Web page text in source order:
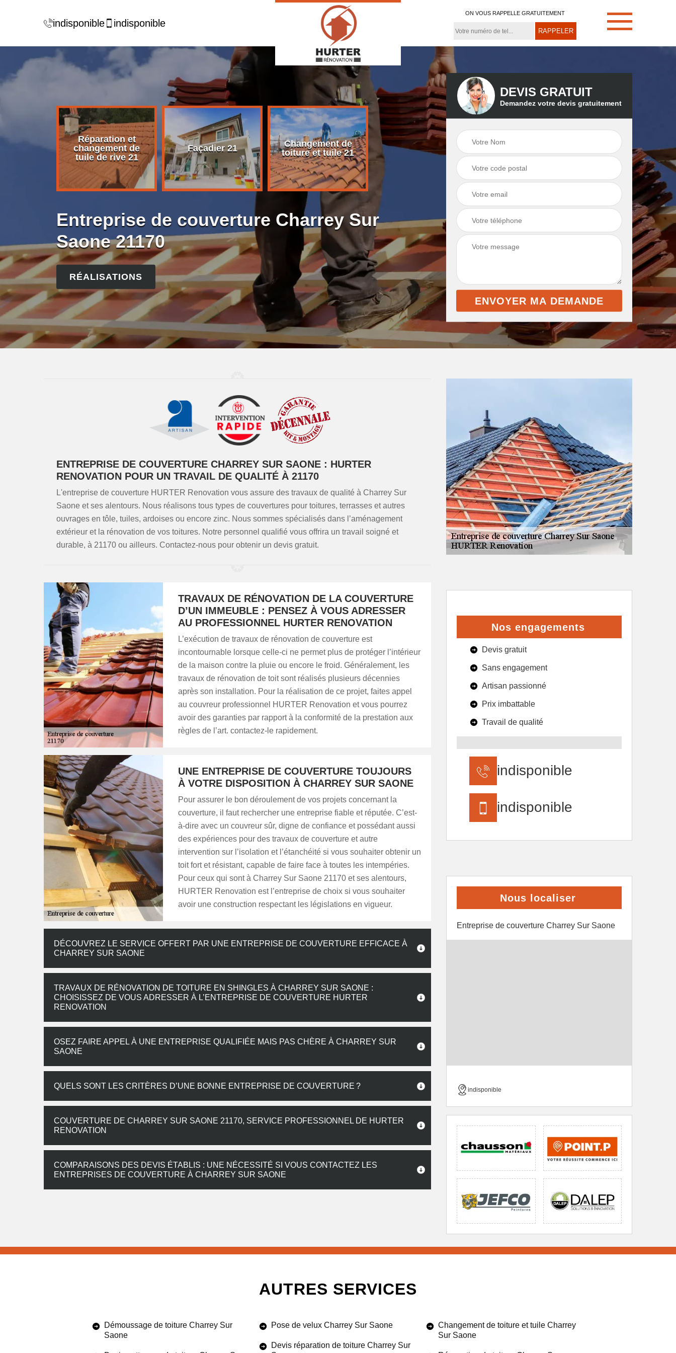
indisponible indisponible
ON VOUS RAPPELLE GRATUITEMENT
de
Réparation et
changement de
tuile de rive 21
Façadier 21
Changement de
toiture et tuile 21
Rénovation de
toiture 21
Démoussage de
toiture 21
Couvreur zingueur
21
Entreprise de couverture Charrey Sur
Saone 21170
RÉALISATIONS
DEVIS GRATUIT
Demandez votre devis gratuitement
ENTREPRISE DE COUVERTURE CHARREY SUR SAONE : HURTER
RENOVATION POUR UN TRAVAIL DE QUALITÉ À 21170
L'entreprise de couverture HURTER Renovation vous assure des travaux de qualité à Charrey Sur
Saone et ses alentours. Nous réalisons tous types de couvertures pour toitures, terrasses et autres
ouvrages en tôle, tuiles, ardoises ou encore zinc. Nous sommes spécialisés dans l’aménagement
extérieur et la rénovation de vos toitures. Notre personnel qualifié vous offrira un travail soigné et
durable, à 21170 ou ailleurs. Contactez-nous pour obtenir un devis gratuit.
TRAVAUX DE RÉNOVATION DE LA COUVERTURE
D’UN IMMEUBLE : PENSEZ À VOUS ADRESSER
AU PROFESSIONNEL HURTER RENOVATION
L’exécution de travaux de rénovation de couverture est
incontournable lorsque celle-ci ne permet plus de protéger l’intérieur
de la maison contre la pluie ou encore le froid. Généralement, les
travaux de rénovation de toit sont réalisés plusieurs décennies
après son installation. Pour la réalisation de ce projet, faites appel
au couvreur professionnel HURTER Renovation et vous pourrez
avoir des garanties par rapport à la conformité de la prestation aux
règles de l’art. contactez-le rapidement.
UNE ENTREPRISE DE COUVERTURE TOUJOURS
À VOTRE DISPOSITION À CHARREY SUR SAONE
Pour assurer le bon déroulement de vos projets concernant la
couverture, il faut rechercher une entreprise fiable et réputée. C’est-
à-dire avec un couvreur sûr, digne de confiance et possédant aussi
des expériences pour des travaux de couverture et autre
intervention sur l’isolation et l’étanchéité si vous souhaiter obtenir un
toit fort et résistant, capable de faire face à toutes les intempéries.
Pour ceux qui sont à Charrey Sur Saone 21170 et ses alentours,
HURTER Renovation est l’entreprise de choix si vous souhaiter
avoir une construction respectant les législations en vigueur.
DÉCOUVREZ LE SERVICE OFFERT PAR UNE ENTREPRISE DE COUVERTURE EFFICACE À
CHARREY SUR SAONE
TRAVAUX DE RÉNOVATION DE TOITURE EN SHINGLES À CHARREY SUR SAONE :
CHOISISSEZ DE VOUS ADRESSER À L’ENTREPRISE DE COUVERTURE HURTER
RENOVATION
OSEZ FAIRE APPEL À UNE ENTREPRISE QUALIFIÉE MAIS PAS CHÈRE À CHARREY SUR
SAONE
QUELS SONT LES CRITÈRES D’UNE BONNE ENTREPRISE DE COUVERTURE ?
COUVERTURE DE CHARREY SUR SAONE 21170, SERVICE PROFESSIONNEL DE HURTER
RENOVATION
COMPARAISONS DES DEVIS ÉTABLIS : UNE NÉCESSITÉ SI VOUS CONTACTEZ LES
ENTREPRISES DE COUVERTURE À CHARREY SUR SAONE
Nos engagements
Devis gratuit
Sans engagement
Artisan passionné
Prix imbattable
Travail de qualité
indisponible
indisponible
Nous localiser
Entreprise de couverture Charrey Sur Saone
indisponible
AUTRES SERVICES
Démoussage de toiture Charrey Sur
Saone
Pose de velux Charrey Sur Saone
Devis réparation de toiture Charrey Sur
Changement de toiture et tuile Charrey
Sur Saone